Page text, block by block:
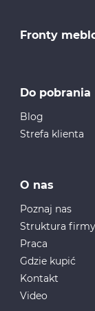
Fronty
Do pobrania
Blog
Strefa klienta
O nas
Poznaj nas
Struktura firmy
Praca
Gdzie kupić
Kontakt
Video